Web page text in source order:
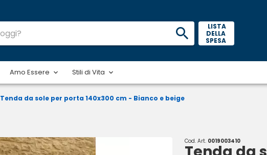
LISTA
DELLA
SPESA
Amo Essere Stili di Vita
Tenda da sole per porta 140x300 cm - Bianco e beige
Cod. Art. 0019003410